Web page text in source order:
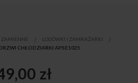
ZAMIENNE
LODÓWKI I ZAMRAŻARKI
CHŁODZIARKI APSE1025
zł